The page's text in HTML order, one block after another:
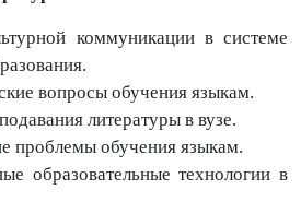
коммуникации в системе
.
вопросы обучения языкам.
литературы в вузе.
проблемы обучения языкам.
образовательные технологии в